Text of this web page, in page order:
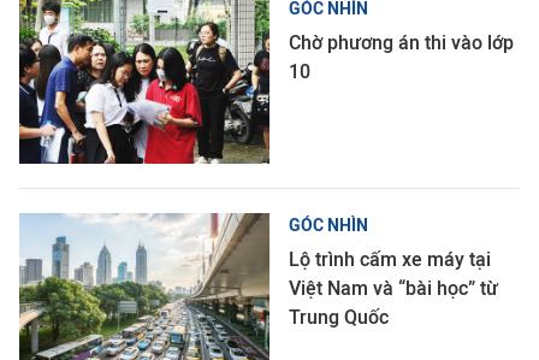
GÓC NHÌN
Chờ phương án thi vào lớp
10
GÓC NHÌN
Lộ trình cấm xe máy tại
Việt Nam và “bài học” từ
Trung Quốc